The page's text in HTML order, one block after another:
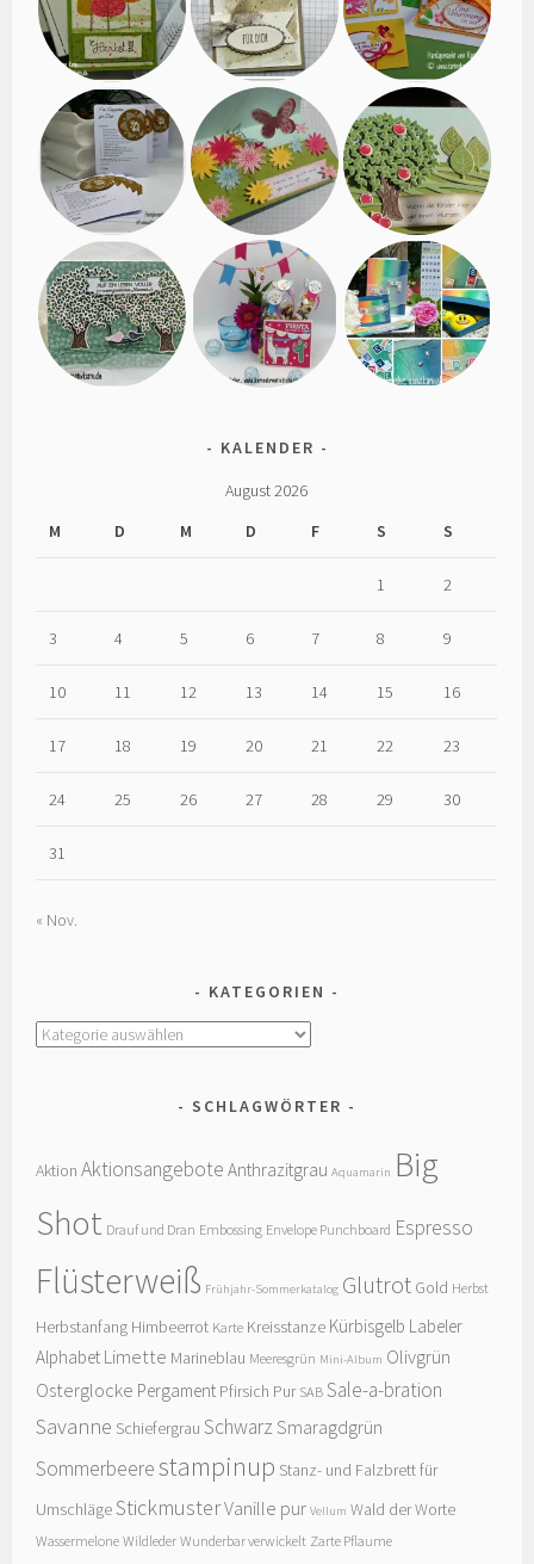
KALENDER
August 2026
M
D M D F S S
1 2
3 4 5 6 7 8 9
10 11 12 13 14 15 16
17 18 19 20 21 22 23
24 25 26 27 28 29 30
31
« Nov.
KATEGORIEN
Kategorien
SCHLAGWÖRTER
Aktion Aktionsangebote Anthrazitgrau Aquamarin Big
Shot Drauf und Dran Embossing Envelope Punchboard Espresso
Flüsterweiß Frühjahr-Sommerkatalog Glutrot Gold Herbst
Herbstanfang Himbeerrot Karte Kreisstanze Kürbisgelb Labeler
Alphabet Limette Marineblau Meeresgrün Mini-Album Olivgrün
Osterglocke Pergament Pfirsich Pur SAB Sale-a-bration
Savanne Schiefergrau Schwarz Smaragdgrün
Sommerbeerestampinup Stanz- und Falzbrett für
UmschlägeStickmusterVanille pur Vellum Wald der Worte
Wassermelone Wildleder Wunderbar verwickelt Zarte Pflaume